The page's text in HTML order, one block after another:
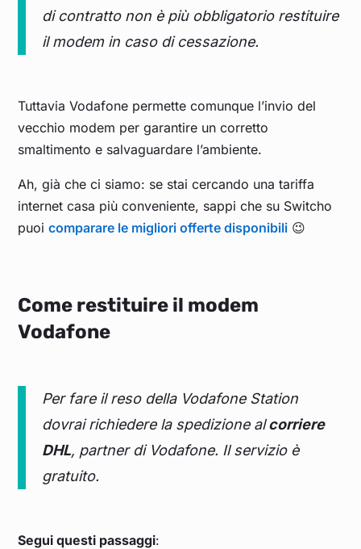
di contratto non è più obbligatorio restituire
il modem in caso di cessazione.
Tuttavia Vodafone permette comunque l’invio del
vecchio modem per garantire un corretto
smaltimento e salvaguardare l’ambiente.
Ah, già che ci siamo: se stai cercando una tariffa
internet casa più conveniente, sappi che su Switcho
puoicomparare le migliori offerte disponibili 😉
Come restituire il modem
Vodafone
Per fare il reso della Vodafone Station
dovrai richiedere la spedizione alcorriere
DHL, partner di Vodafone. Il servizio è
gratuito.
Segui questi passaggi: